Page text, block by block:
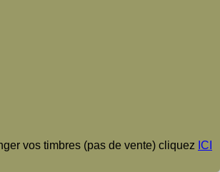
vos timbres (pas de vente) cliquez ICI